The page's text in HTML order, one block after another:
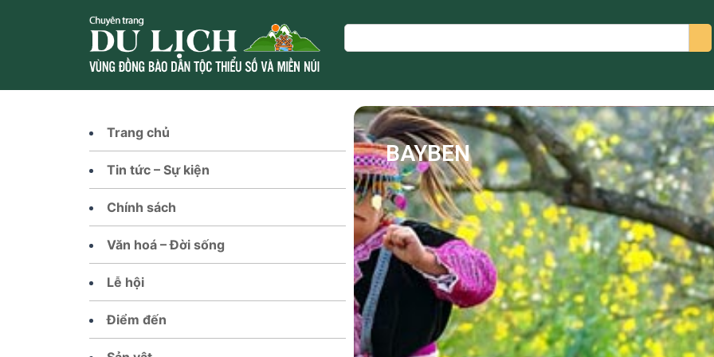
Search
Trang chủ
Tin tức – Sự kiện
Chính sách
Văn hoá – Đời sống
Lễ hội
Điểm đến
BAYBEN